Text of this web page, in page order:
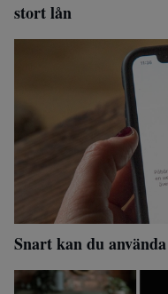
stort lån
Snart kan du